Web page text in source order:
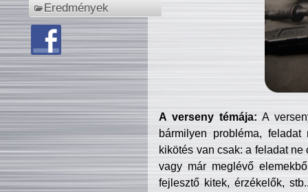
Eredmények
A verseny témája: A
bármilyen probléma, feladat
kikötés van csak: a feladat
vagy már meglévő
fejlesztő kitek, érzékelők,